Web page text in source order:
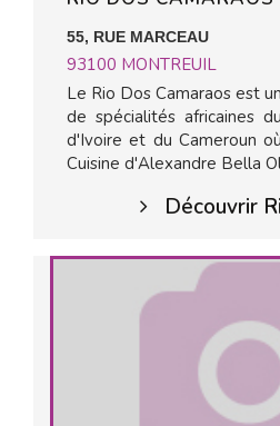
55, RUE MARCEAU
93100 MONTREUIL
Le Rio Dos Camaraos est
de spécialités africaines
d'Ivoire et du Cameroun
Cuisine d'Alexandre Bella
Découvrir